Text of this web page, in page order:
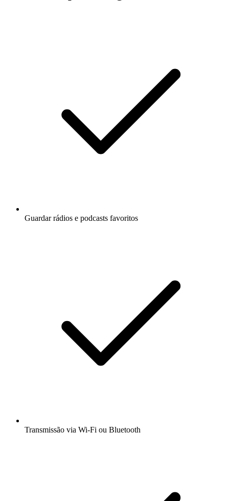
Guardar rádios e podcasts favoritos
Transmissão via Wi-Fi ou Bluetooth